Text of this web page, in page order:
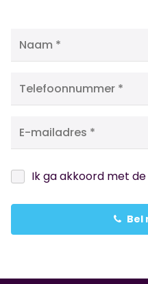
Ik ga akkoord met de
Bel